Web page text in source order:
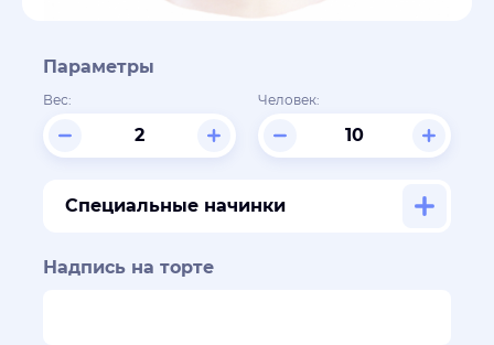
Параметры
Вес: Человек:
Специальные начинки
Надпись на торте